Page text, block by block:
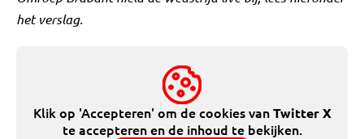
het verslag.
Klik op 'Accepteren' om de cookies vanTwitter X
te accepteren en de inhoud te bekijken.